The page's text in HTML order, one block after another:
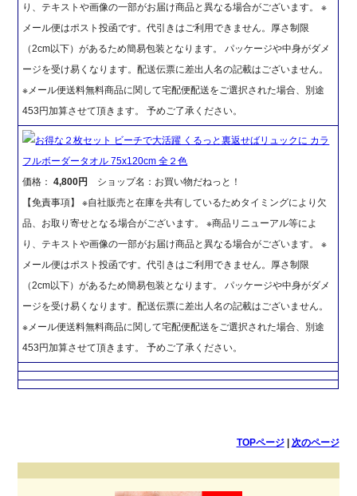
り、テキストや画像の一部がお届け商品と異なる場合がございます。 ※
メール便はポスト投函です。代引きはご利用できません。厚さ制限
（2cm以下）があるため簡易包装となります。 パッケージや中身がダメ
ージを受け易くなります。配送伝票に差出人名の記載はございません。
※メール便送料無料商品に関して宅配便配送をご選択された場合、別途
453円加算させて頂きます。 予めご了承ください。
お得な２枚セット ビーチで大活躍 くるっと裏返せばリュックに カラ
フルボーダータオル 75x120cm 全２色
価格：4,800円
ショップ名：お買い物だねっと！
【免責事項】 ※自社販売と在庫を共有しているためタイミングにより欠
品、お取り寄せとなる場合がございます。 ※商品リニューアル等によ
り、テキストや画像の一部がお届け商品と異なる場合がございます。 ※
メール便はポスト投函です。代引きはご利用できません。厚さ制限
（2cm以下）があるため簡易包装となります。 パッケージや中身がダメ
ージを受け易くなります。配送伝票に差出人名の記載はございません。
※メール便送料無料商品に関して宅配便配送をご選択された場合、別途
453円加算させて頂きます。 予めご了承ください。
TOPページ| 次のページ